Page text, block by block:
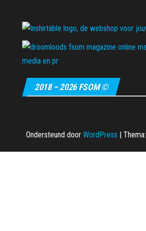
2018 – 2026 FSOM ©
Ondersteund door WordPress Thema: